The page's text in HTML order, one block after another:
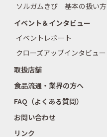
ソルガムきび 基本の扱い方
イベント＆インタビュー
イベントレポート
クローズアップインタビュー
取扱店舗
食品流通・業界の方へ
FAQ（よくある質問）
お問い合わせ
リンク